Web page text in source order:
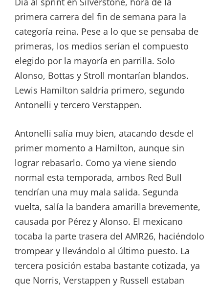
primera carrera del fin de semana para la
categoría reina. Pese a lo que se pensaba de
primeras, los medios serían el compuesto
elegido por la mayoría en parrilla. Solo
Alonso, Bottas y Stroll montarían blandos.
Lewis Hamilton saldría primero, segundo
Antonelli y tercero Verstappen.
Antonelli salía muy bien, atacando desde el
primer momento a Hamilton, aunque sin
lograr rebasarlo. Como ya viene siendo
normal esta temporada, ambos Red Bull
tendrían una muy mala salida. Segunda
vuelta, salía la bandera amarilla brevemente,
causada por Pérez y Alonso. El mexicano
tocaba la parte trasera del AMR26, haciéndolo
trompear y llevándolo al último puesto. La
tercera posición estaba bastante cotizada, ya
que Norris, Verstappen y Russell estaban